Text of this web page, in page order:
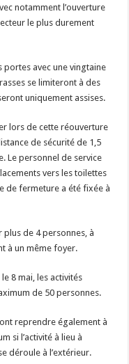
notamment l’ouverture
le plus durement
portes avec une vingtaine
se limiteront à des
uniquement assises.
lors de cette réouverture
de sécurité de 1,5
Le personnel de service
vers les toilettes
de fermeture a été fixée à
de 4 personnes, à
à un même foyer.
8 mai, les activités
de 50 personnes.
reprendre également à
si l’activité à lieu à
déroule à l’extérieur.